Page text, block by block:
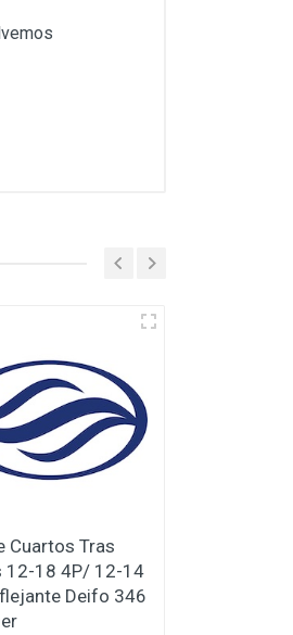
Cuartos Tras
12-18 4P/ 12-14
Deifo 346